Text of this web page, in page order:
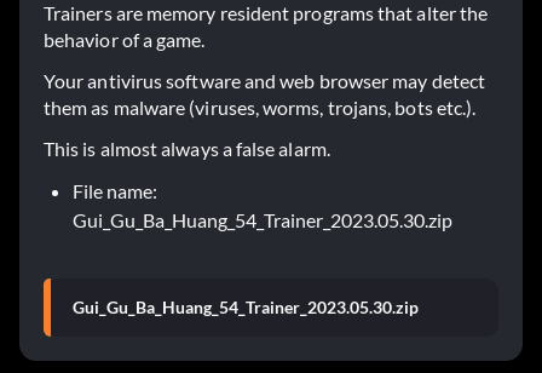
Trainers are memory resident programs that alter the
behavior of a game.
Your antivirus software and web browser may detect
them as malware (viruses, worms, trojans, bots etc.).
This is almost always a false alarm.
File name:
Gui_Gu_Ba_Huang_54_Trainer_2023.05.30.zip
Gui_Gu_Ba_Huang_54_Trainer_2023.05.30.zip